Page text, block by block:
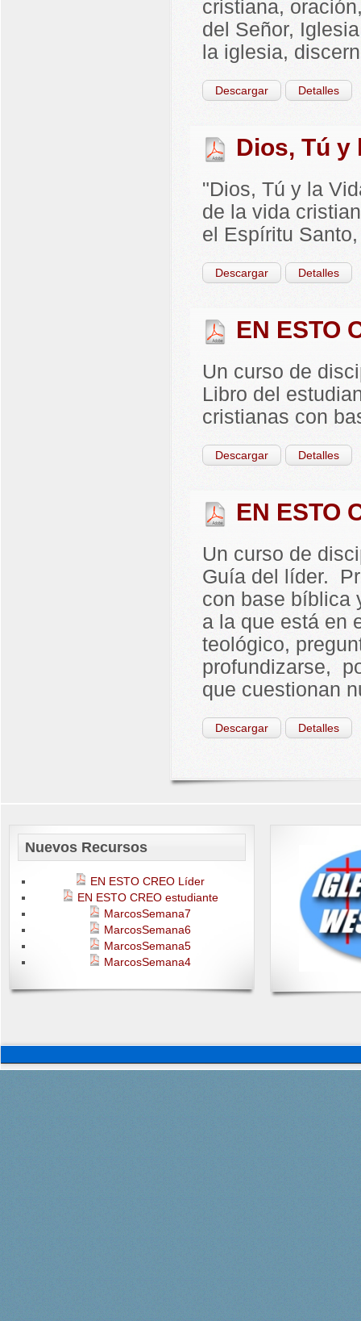
cristiana,
del Señor,
la iglesia,
Descargar Detalles
Dios, Tú y
"Dios, Tú y la
de la vida
el Espíritu
Descargar Detalles
EN ESTO
Un curso de
Libro del
cristianas con
Descargar Detalles
EN ESTO
Un curso de
Guía del líder.
con base bíblica
a la que está en
teológico,
profundizarse,
que cuestionan
Descargar Detalles
Nuevos Recursos
EN ESTO CREO Líder
EN ESTO CREO estudiante
MarcosSemana7
MarcosSemana6
MarcosSemana5
MarcosSemana4